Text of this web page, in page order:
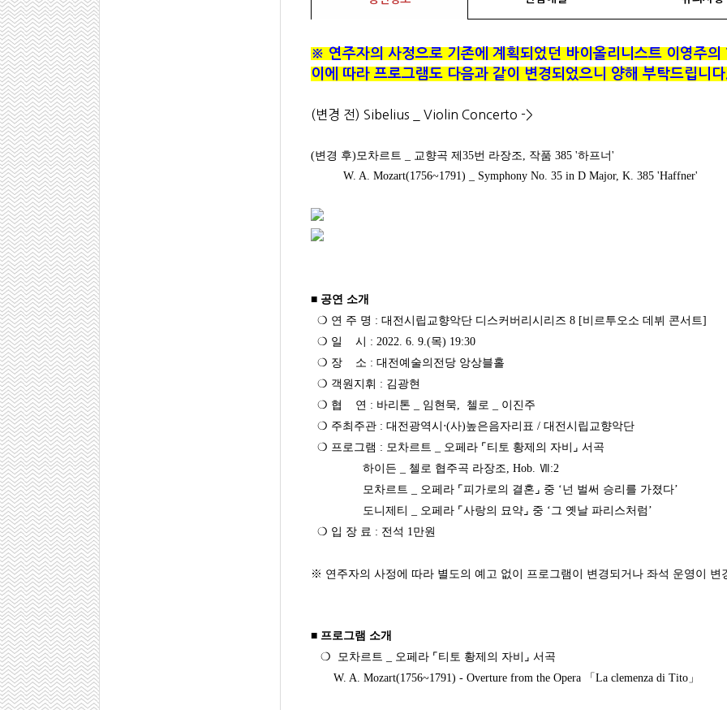
※ 연주자의 사정으로 기존에 계획되었던 바이올리니스트 이영주
이에 따라 프로그램도 다음과 같이 변경되었으니 양해 부탁드립니
(변경 전) Sibelius _ Violin Concerto ->
(변경 후)모차르트 교향곡 제35번 라장조 작품 385 '하프너'
W. A. Mozart(1756~1791) _ Symphony No. 35 in D Major, K. 385 'Haffner'
■ 공연 소개
❍ 연 주 명 : 대전시립교향악단 디스커버리시리즈 8 [비르투오소 데뷔 콘서트]
❍ 일 시 : 2022. 6. 9.(목) 19:30
❍ 장 소 : 대전예술의전당 앙상블홀
❍ 객원지휘 : 김광현
❍ 협 연 : 바리톤 _ 임현묵, 첼로 _ 이진주
❍ 주최주관 : 대전광역시‧(사)높은음자리표 / 대전시립교향악단
❍ 프로그램 : 모차르트 _ 오페라 ⌜티토 황제의 자비⌟ 서곡
하이든 _ 첼로 협주곡 라장조, Hob. Ⅶ:2
모차르트 _ 오페라 ⌜피가로의 결혼⌟ 중 ‘넌 벌써 승리를 가졌다’
도니제티 _ 오페라 ⌜사랑의 묘약⌟ 중 ‘그 옛날 파리스처럼’
❍ 입 장 료 : 전석 1만원
※ 연주자의 사정에 따라 별도의 예고 없이 프로그램이 변경되거나 좌석 운영이
■ 프로그램 소개
❍ 모차르트 _ 오페라 ⌜티토 황제의 자비⌟ 서곡
W. A. Mozart(1756~1791) - Overture from the Opera 「La clemenza di Tito」